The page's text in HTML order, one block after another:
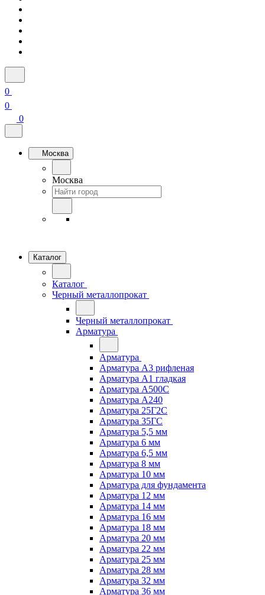
0
0
0
Москва
Москва
Каталог
Каталог
Черный металлопрокат
Черный металлопрокат
Арматура
Арматура
Арматура А3 рифленая
Арматура А1 гладкая
Арматура А500С
Арматура А240
Арматура 25Г2С
Арматура 35ГС
Арматура 5,5 мм
Арматура 6 мм
Арматура 6,5 мм
Арматура 8 мм
Арматура 10 мм
Арматура для фундамента
Арматура 12 мм
Арматура 14 мм
Арматура 16 мм
Арматура 18 мм
Арматура 20 мм
Арматура 22 мм
Арматура 25 мм
Арматура 28 мм
Арматура 32 мм
Арматура 36 мм